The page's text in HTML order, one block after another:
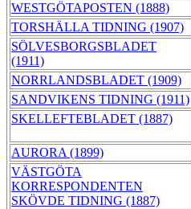
WESTGÖTAPOSTEN (1888)
TORSHÄLLA TIDNING (1907)
SÖLVESBORGSBLADET
(1911)
NORRLANDSBLADET (1909)
SANDVIKENS TIDNING (1911)
SKELLEFTEBLADET (1887)
AURORA (1899)
VÄSTGÖTA
KORRESPONDENTEN
SKÖVDE TIDNING (1887)